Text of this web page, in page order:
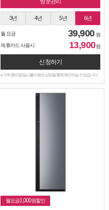
방문관리
3년 4년 5년 6년
월 요금 39,900 원
제휴카드 사용시
13,900원
신청하기
※ 구독 총비용/일시불 비용은 상담을 통해 확인하실 수 있습니다.
월요금2,000원할인